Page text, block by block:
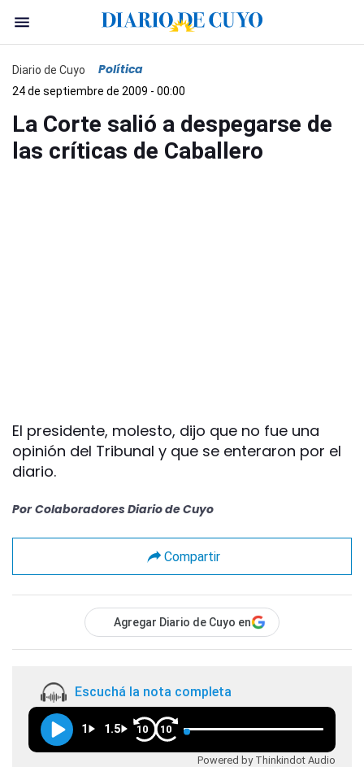
Diario de Cuyo Política
24 de septiembre de 2009 - 00:00
La Corte salió a despegarse de
las críticas de Caballero
El presidente, molesto, dijo que no fue una
opinión del Tribunal y que se enteraron por el
diario.
Por Colaboradores Diario de Cuyo
Compartir
Agregar Diario de Cuyo en
Escuchá la nota completa
1 1.5 10 10
Powered by Thinkindot Audio